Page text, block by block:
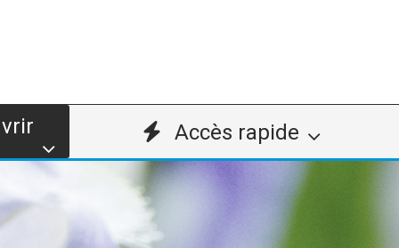
Accès rapide